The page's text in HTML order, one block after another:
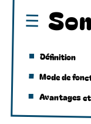
Définition
Mode de
Avantages